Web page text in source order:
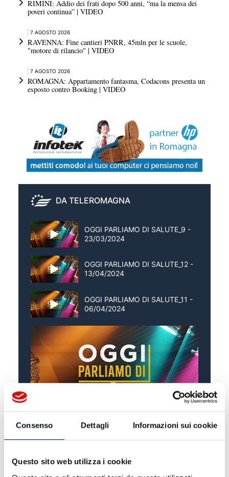
Consenso Dettagli Informazioni sui cookie
Questo sito web utilizza i cookie
RIMINI: Addio dei frati dopo 500 anni, “ma la mensa dei
poveri continua” | VIDEO
7 AGOSTO 2026
RAVENNA: Fine cantieri PNRR, 45mln per le scuole,
"motore di rilancio" | VIDEO
7 AGOSTO 2026
ROMAGNA: Appartamento fantasma, Codacons presenta un
esposto contro Booking | VIDEO
DA TELEROMAGNA
OGGI PARLIAMO DI SALUTE_9 -
23/03/2024
OGGI PARLIAMO DI SALUTE_12 -
13/04/2024
OGGI PARLIAMO DI SALUTE_11 -
06/04/2024
ALTRE NOTIZIE